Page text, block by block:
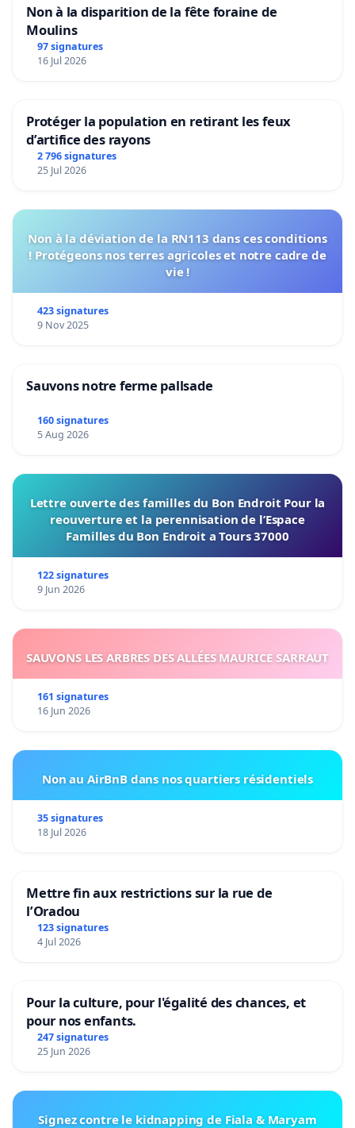
Non à la disparition de la fête foraine de
Moulins
97 signatures
16 Jul 2026
Protéger la population en retirant les feux
d’artifice des rayons
2 796 signatures
25 Jul 2026
Non à la déviation de la RN113 dans ces conditions
! Protégeons nos terres agricoles et notre cadre de
vie !
423 signatures
9 Nov 2025
Sauvons notre ferme pallsade
160 signatures
5 Aug 2026
Lettre ouverte des familles du Bon Endroit Pour la
reouverture et la perennisation de l’Espace
Familles du Bon Endroit a Tours 37000
122 signatures
9 Jun 2026
SAUVONS LES ARBRES DES ALLÉES MAURICE SARRAUT
161 signatures
16 Jun 2026
Non au AirBnB dans nos quartiers résidentiels
35 signatures
18 Jul 2026
Mettre fin aux restrictions sur la rue de
l’Oradou
123 signatures
4 Jul 2026
Pour la culture, pour l'égalité des chances, et
pour nos enfants.
247 signatures
25 Jun 2026
Signez contre le kidnapping de Fiala & Maryam